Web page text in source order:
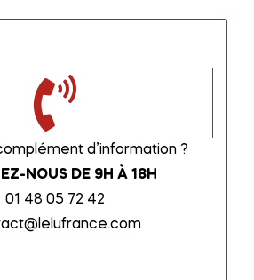
d’information ?
NOUS DE 9H À 18H
01 48 05 72 42